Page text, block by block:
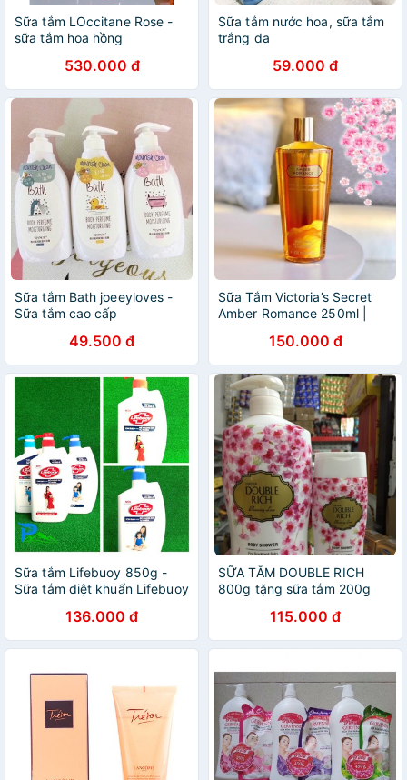
Sữa tắm LOccitane Rose -
sữa tắm hoa hồng
530.000 đ
Sữa tắm nước hoa, sữa tắm
trắng da
59.000 đ
Sữa tắm Bath joeeyloves -
Sữa tắm cao cấp
49.500 đ
Sữa Tắm Victoria’s Secret
Amber Romance 250ml |
150.000 đ
Sữa tắm Lifebuoy 850g -
Sữa tắm diệt khuẩn Lifebuoy
136.000 đ
SỮA TẮM DOUBLE RICH
800g tặng sữa tắm 200g
115.000 đ